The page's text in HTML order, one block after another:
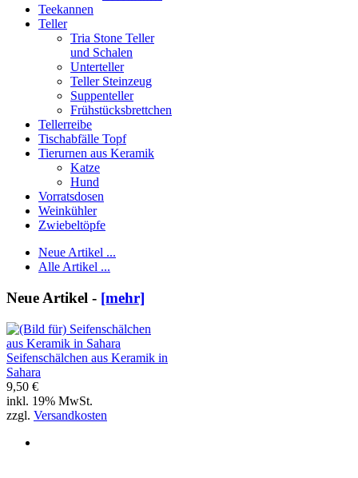
Teekannen
Teller
Tria Stone Teller
und Schalen
Unterteller
Teller Steinzeug
Suppenteller
Frühstücksbrettchen
Tellerreibe
Tischabfälle Topf
Tierurnen aus Keramik
Katze
Hund
Vorratsdosen
Weinkühler
Zwiebeltöpfe
Neue Artikel ...
Alle Artikel ...
Neue Artikel - [mehr]
Seifenschälchen aus Keramik in
Sahara
9,50 €
inkl. 19% MwSt.
zzgl. Versandkosten